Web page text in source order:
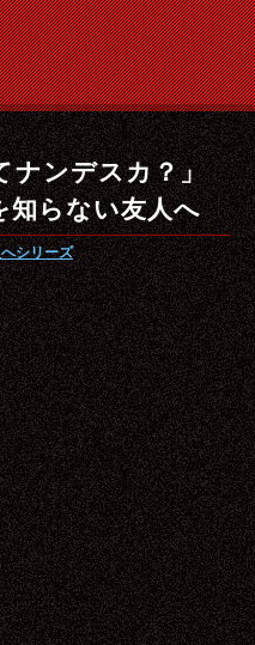
ナンデスカ？」
らない友人へ
シリーズ